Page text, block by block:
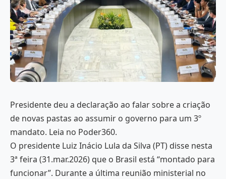
Presidente deu a declaração ao falar sobre a criação
de novas pastas ao assumir o governo para um 3º
mandato. Leia no Poder360.
O presidente Luiz Inácio Lula da Silva (PT) disse nesta
3ª feira (31.mar.2026) que o Brasil está “montado para
funcionar”. Durante a última reunião ministerial no